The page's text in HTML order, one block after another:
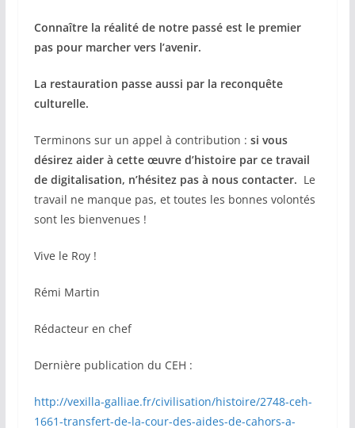
Connaître la réalité de notre passé est le premier
pas pour marcher vers l’avenir.
La restauration passe aussi par la reconquête
culturelle.
Terminons sur un appel à contribution : si vous
désirez aider à cette œuvre d’histoire par ce travail
de digitalisation, n’hésitez pas à nous contacter. Le
travail ne manque pas, et toutes les bonnes volontés
sont les bienvenues !
Vive le Roy !
Rémi Martin
Rédacteur en chef
Dernière publication du CEH :
http://vexilla-galliae.fr/civilisation/histoire/2748-ceh-
1661-transfert-de-la-cour-des-aides-de-cahors-a-